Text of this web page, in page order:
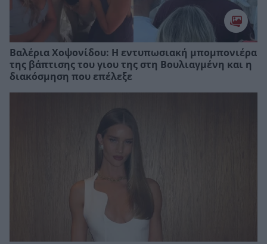
Βαλέρια Χοψονίδου: Η εντυπωσιακή μπομπονιέρα
της βάπτισης του γιου της στη Βουλιαγμένη και η
διακόσμηση που επέλεξε